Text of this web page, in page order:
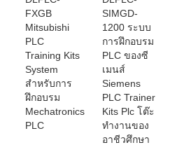
FXGB
Mitsubishi
PLC
Training Kits
System
สำหรับการ
ฝึกอบรม
Mechatronics
PLC
SIMGD-
1200 ระบบ
การฝึกอบรม
PLC ของซี
เมนส์
Siemens
PLC Trainer
Kits Plc โต๊ะ
ทำงานของ
อาชีวศึกษา